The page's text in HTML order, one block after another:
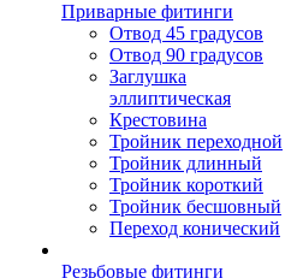
Приварные фитинги
Отвод 45 градусов
Отвод 90 градусов
Заглушка
эллиптическая
Крестовина
Тройник переходной
Тройник длинный
Тройник короткий
Тройник бесшовный
Переход конический
Резьбовые фитинги